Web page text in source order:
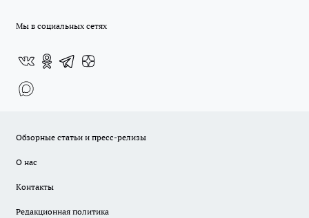
Мы в социальных сетях
Обзорные статьи и пресс-релизы
О нас
Контакты
Редакционная политика